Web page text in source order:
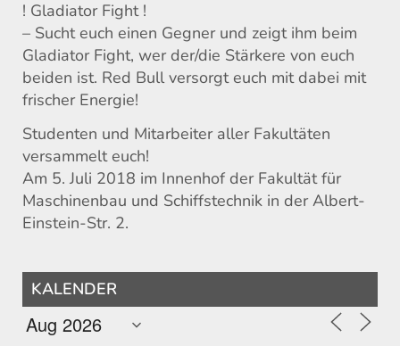
! Gladiator Fight !
– Sucht euch einen Gegner und zeigt ihm beim
Gladiator Fight, wer der/die Stärkere von euch
beiden ist. Red Bull versorgt euch mit dabei mit
frischer Energie!
Studenten und Mitarbeiter aller Fakultäten
versammelt euch!
Am 5. Juli 2018 im Innenhof der Fakultät für
Maschinenbau und Schiffstechnik in der Albert-
Einstein-Str. 2.
KALENDER